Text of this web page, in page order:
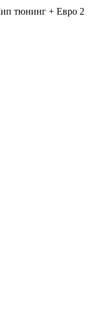
тюнинг + Евро 2